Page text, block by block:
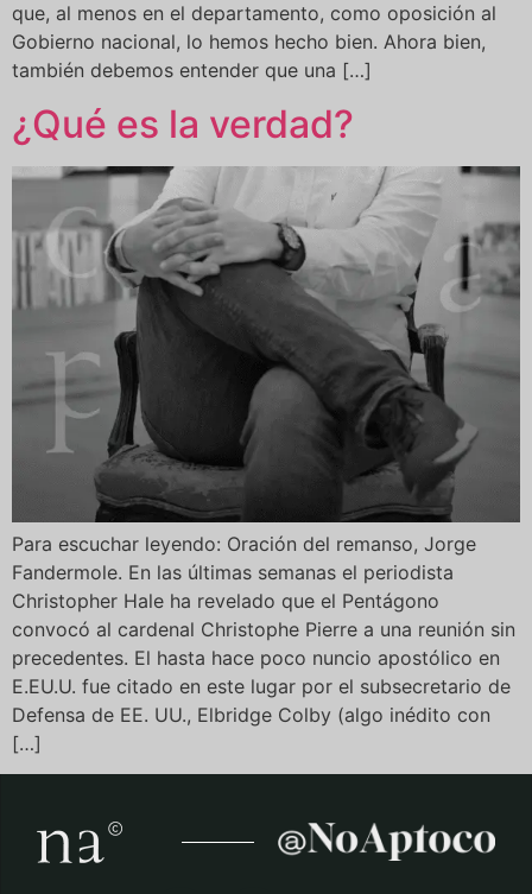
que, al menos en el departamento, como oposición al
Gobierno nacional, lo hemos hecho bien. Ahora bien,
también debemos entender que una […]
¿Qué es la verdad?
Para escuchar leyendo: Oración del remanso, Jorge
Fandermole. En las últimas semanas el periodista
Christopher Hale ha revelado que el Pentágono
convocó al cardenal Christophe Pierre a una reunión sin
precedentes. El hasta hace poco nuncio apostólico en
E.EU.U. fue citado en este lugar por el subsecretario de
Defensa de EE. UU., Elbridge Colby (algo inédito con
[…]